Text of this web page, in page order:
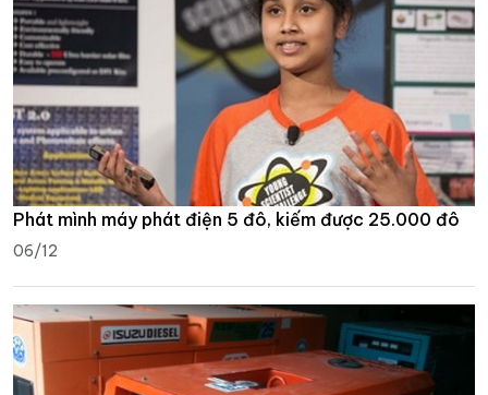
Phát mình máy phát điện 5 đô, kiếm được 25.000 đô
06/12